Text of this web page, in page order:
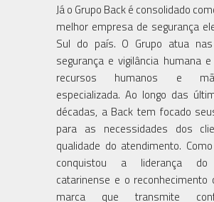
Já o Grupo Back é consolidado
melhor empresa de segurança
Sul do país. O Grupo atua
segurança e vigilância humana
recursos humanos e
especializada. Ao longo das
décadas, a Back tem focado
para as necessidades dos
qualidade do atendimento.
conquistou a liderança do
catarinense e o reconhecimento
marca que transmite